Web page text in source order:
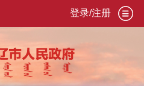
登录/注册